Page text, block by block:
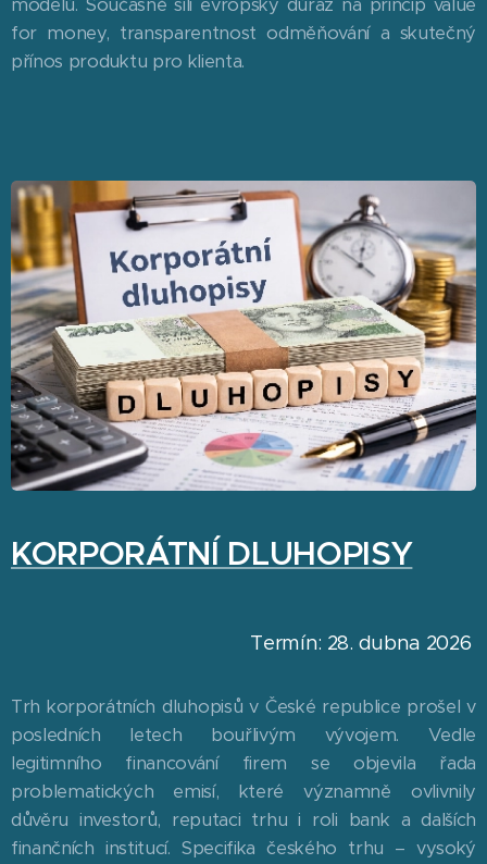
for money, transparentnost odměňování a skutečný
přínos produktu pro klienta.
KORPORÁTNÍ DLUHOPISY
Termín: 28. dubna 2026
Trh korporátních dluhopisů v České republice prošel v
posledních letech bouřlivým vývojem. Vedle
legitimního financování firem se objevila řada
problematických emisí, které významně ovlivnily
důvěru investorů, reputaci trhu i roli bank a dalších
finančních institucí. Specifika českého trhu – vysoký